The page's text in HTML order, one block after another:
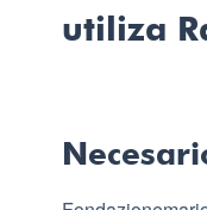
utiliza